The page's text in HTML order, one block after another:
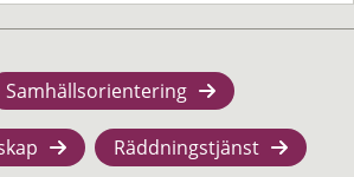
Samhällsorientering
Räddningstjänst